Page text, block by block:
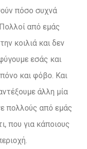
πόσο συχνά
από εμάς
κοιλιά και δεν
εσάς και
και φόβο. Και
άλλη μία
πολλούς από εμάς
που για κάποιους